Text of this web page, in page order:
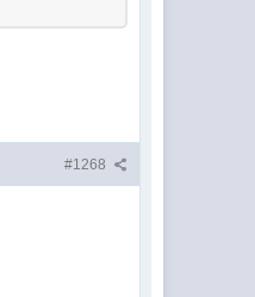
#1268